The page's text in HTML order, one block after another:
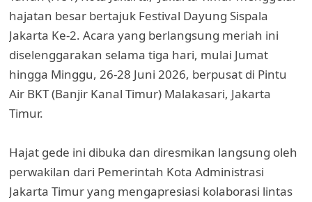
hajatan besar bertajuk Festival Dayung Sispala
Jakarta Ke-2. Acara yang berlangsung meriah ini
diselenggarakan selama tiga hari, mulai Jumat
hingga Minggu, 26-28 Juni 2026, berpusat di Pintu
Air BKT (Banjir Kanal Timur) Malakasari, Jakarta
Timur.
Hajat gede ini dibuka dan diresmikan langsung oleh
perwakilan dari Pemerintah Kota Administrasi
Jakarta Timur yang mengapresiasi kolaborasi lintas